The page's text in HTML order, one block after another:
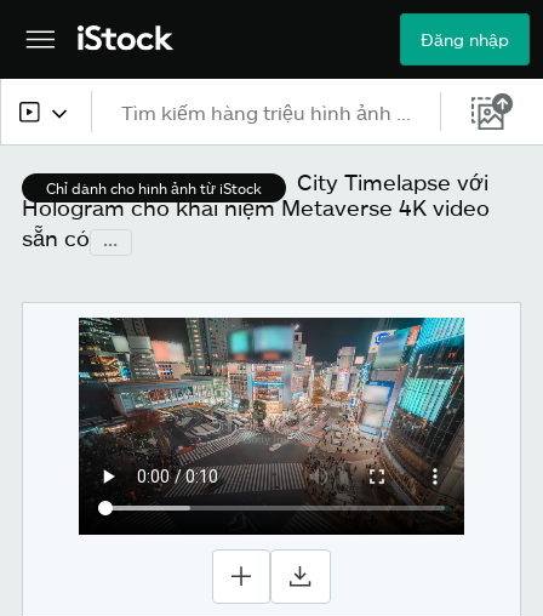
Đăng nhập
Tất cả nội dung
Hình ảnh
Hình minh họa
Véc-tơ
Video
Chỉ dành cho hình ảnh từ iStock
City Timelapse với
Hologram cho khái niệm Metaverse 4K video
sẵn có
...